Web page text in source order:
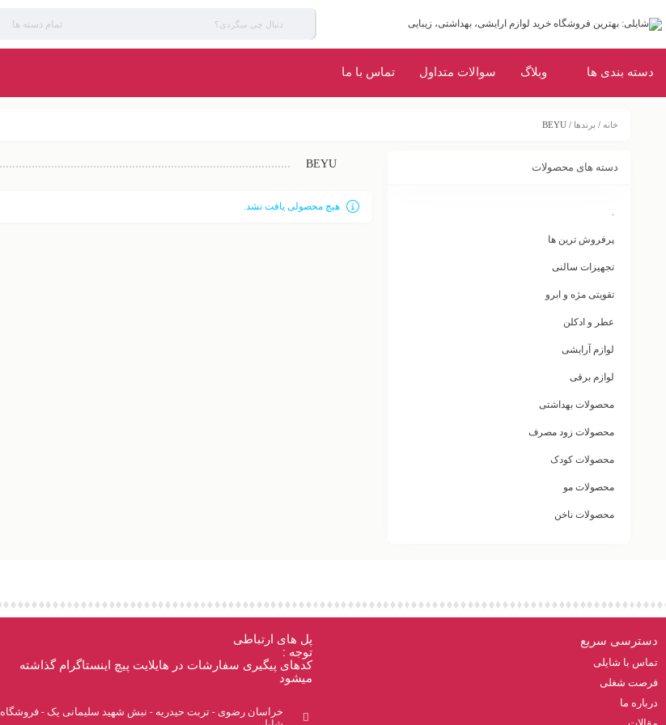
تمام دسته ها
دسته بندی ها وبلاگ سوالات متداول تماس با ما
خانه / برندها / BEYU
BEYU
هیچ محصولی یافت نشد.
دسته های محصولات
پرفروش ترین ها
تجهیزات سالنی
تقویتی مژه و ابرو
عطر و ادکلن
لوازم آرایشی
لوازم برقی
محصولات بهداشتی
محصولات زود مصرف
محصولات کودک
محصولات مو
محصولات ناخن
دسترسی سریع
تماس با شایلی
فرصت شغلی
درباره ما
پل های ارتباطی
توجه :
کدهای پیگیری سفارشات در هایلایت پیچ اینستاگرام گذاشته
میشود
خراسان رضوی - تربت حیدریه - نبش شهید سلیمانی یک - فروشگاه